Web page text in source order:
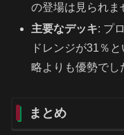
の登場は見られま
主要なデッキ: プ
ドレンジが31％
略よりも優勢でし
まとめ